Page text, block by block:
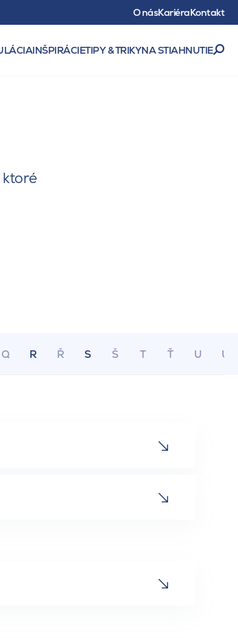
O násKariéraKontakt
INŠPIRÁCIETIPY & TRIKYNA STIAHNUTIE
ktoré
Q R Ř S Š T Ť U Ú